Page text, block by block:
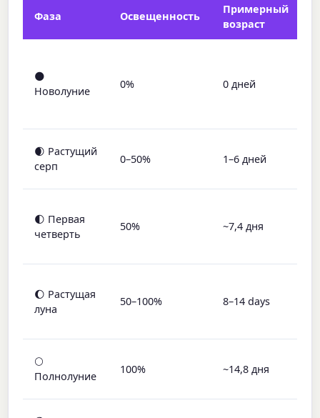
Фаза Освещенность
Примерный
возраст
🌑
Новолуние
0% 0 дней
🌒 Растущий
серп
0–50% 1–6 дней
🌓 Первая
четверть
50% ~7,4 дня
🌔 Растущая
луна
50–100% 8–14 days
🌕
Полнолуние
100% ~14,8 дня